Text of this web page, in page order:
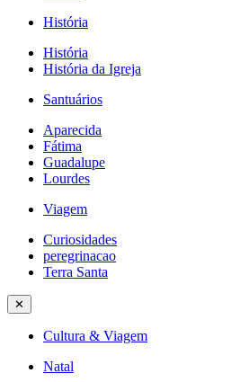
História
História
História da Igreja
Santuários
Aparecida
Fátima
Guadalupe
Lourdes
Viagem
Curiosidades
peregrinacao
Terra Santa
✕
Cultura & Viagem
Natal